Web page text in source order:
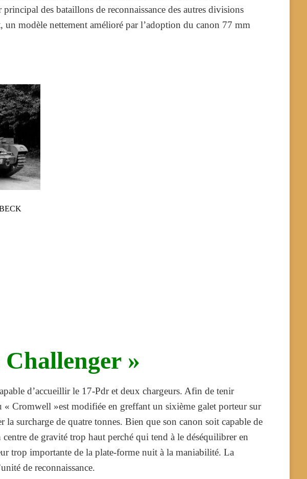
des bataillons de reconnaissance des autres divisions
modèle nettement amélioré par l’adoption du canon 77 mm
»
d’accueillir le 17-Pdr et deux chargeurs. Afin de tenir
Cromwell »est modifiée en greffant un sixième galet porteur sur
surcharge de quatre tonnes. Bien que son canon soit capable de
de gravité trop haut perché qui tend à le déséquilibrer en
trop importante de la plate-forme nuit à la maniabilité. La
de reconnaissance.